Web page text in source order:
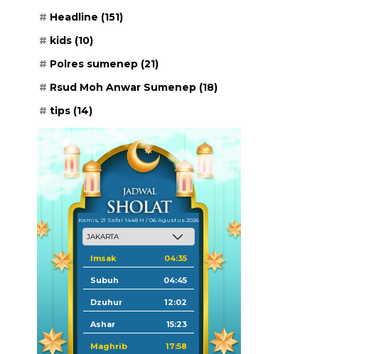
Headline (151)
kids (10)
Polres sumenep (21)
Rsud Moh Anwar Sumenep (18)
tips (14)
Kamis, 21 Safar 1448 H / 06 Agustus 2026
Imsak 04:35
Subuh 04:45
Dzuhur 12:02
Ashar 15:23
Maghrib 17:58